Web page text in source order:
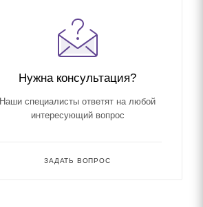
Нужна консультация?
Наши специалисты ответят на любой
интересующий вопрос
ЗАДАТЬ ВОПРОС